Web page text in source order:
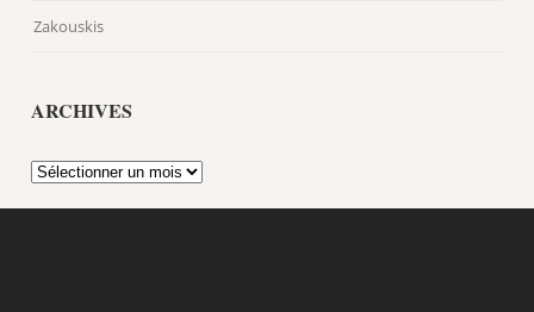
Zakouskis
ARCHIVES
Archives